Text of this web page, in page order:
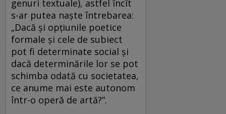
genuri textuale), astfel încît
s-ar putea naște întrebarea:
„Dacă și opțiunile poetice
formale și cele de subiect
pot fi determinate social și
dacă determinările lor se pot
schimba odată cu societatea,
ce anume mai este autonom
într-o operă de artă?”.